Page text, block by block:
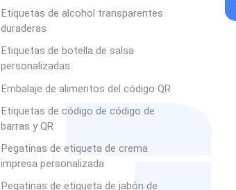
Etiquetas de alcohol transparentes
duraderas
Etiquetas de botella de salsa
personalizadas
Embalaje de alimentos del código QR
Etiquetas de código de código de
barras y QR
Pegatinas de etiqueta de crema
impresa personalizada
Pegatinas de etiqueta de jabón de